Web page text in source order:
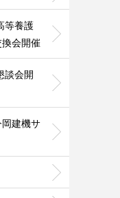
等養護
会開催
談会開
建機サ